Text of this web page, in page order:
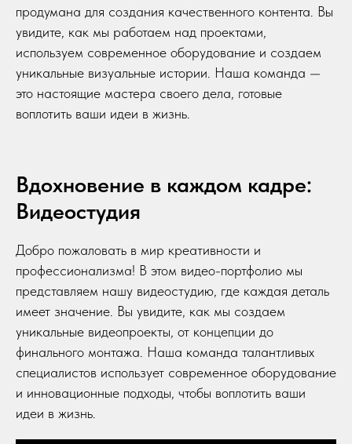
продумана для создания качественного контента. Вы
увидите, как мы работаем над проектами,
используем современное оборудование и создаем
уникальные визуальные истории. Наша команда —
это настоящие мастера своего дела, готовые
воплотить ваши идеи в жизнь.
Вдохновение в каждом кадре:
Видеостудия
Добро пожаловать в мир креативности и
профессионализма! В этом видео-портфолио мы
представляем нашу видеостудию, где каждая деталь
имеет значение. Вы увидите, как мы создаем
уникальные видеопроекты, от концепции до
финального монтажа. Наша команда талантливых
специалистов использует современное оборудование
и инновационные подходы, чтобы воплотить ваши
идеи в жизнь.